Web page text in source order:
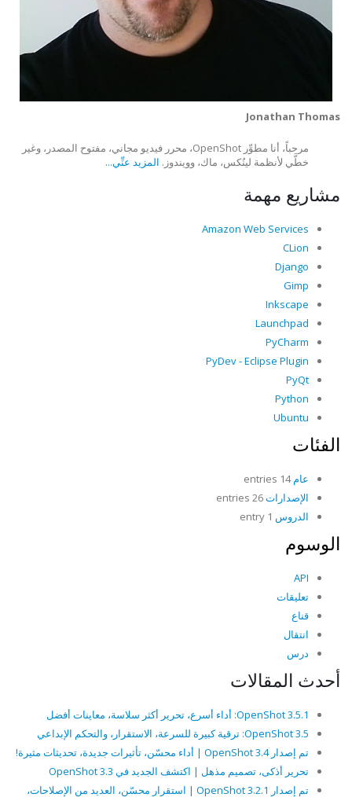
Jonathan Thomas
مرحباً، أنا مطوِّر OpenShot، محرر فيديو مجاني، مفتوح المصدر، وغير
خطَّي لأنظمة لينُكس، ماك، وويندوز. المزيد عنِّي...
مشاريع مهمة
Amazon Web Services
CLion
Django
Gimp
Inkscape
Launchpad
PyCharm
PyDev - Eclipse Plugin
PyQt
Python
Ubuntu
الفئات
عام14 entries
الإصدارات
الدروس
الوسوم
API
تعليقات
قناع
انتقال
درس
أحدث المقالات
OpenShot 3.5.1: أداء أسرع، تحرير أكثر سلاسة، معاينات أفضل
OpenShot 3.5: ترقية كبيرة للسرعة، الاستقرار، والتحكم الإبداعي
تم إصدار OpenShot 3.4 | أداء محسّن، تأثيرات جديدة، تحديثات مثيرة!
تحرير أذكى، تصميم مذهل | اكتشف الجديد في OpenShot 3.3
تم إصدار OpenShot 3.2.1 | استقرار محسّن، العديد من الإصلاحات،